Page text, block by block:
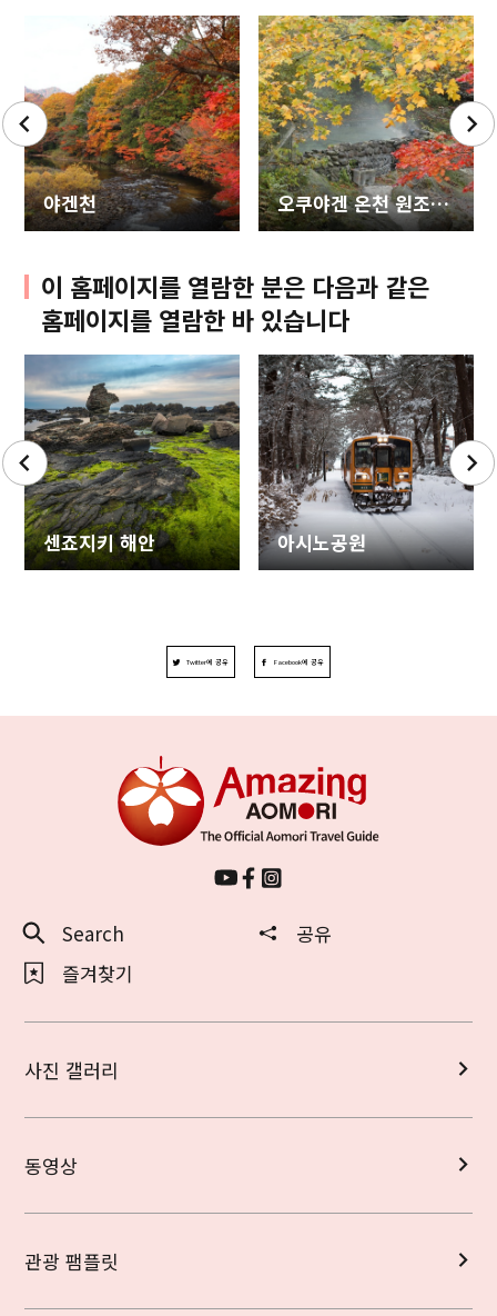
야겐천 오쿠야겐 온천 원조 갓파노유
이 홈페이지를 열람한 분은 다음과 같은
홈페이지를 열람한 바 있습니다
센죠지키 해안 아시노공원
Twitter에 공유 Facebook에 공유
Search
공유
즐겨찾기
사진 갤러리
동영상
관광 팸플릿